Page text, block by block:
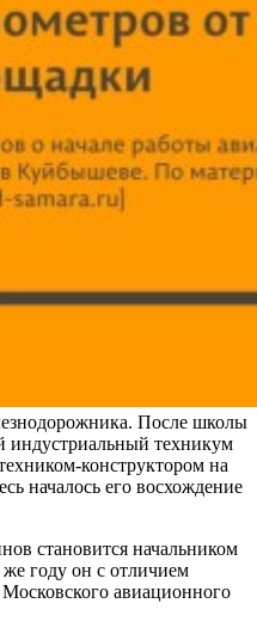
После школы
индустриальный техникум
конструктором на
началось его восхождение
становится начальником
же году он с отличием
Московского авиационного